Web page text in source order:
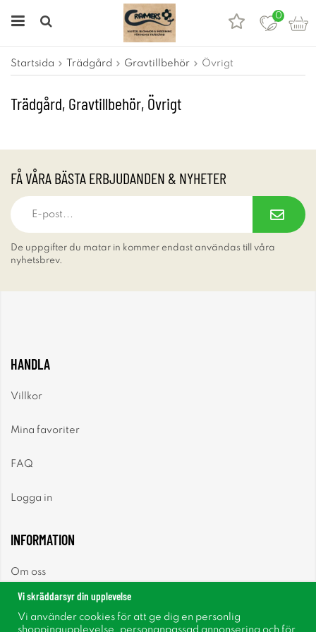
0
Startsida Trädgård Gravtillbehör Övrigt
Trädgård, Gravtillbehör, Övrigt
FÅ VÅRA BÄSTA ERBJUDANDEN & NYHETER
De uppgifter du matar in kommer endast användas till våra
nyhetsbrev.
HANDLA
Villkor
Mina favoriter
FAQ
Logga in
INFORMATION
Om oss
Vi skräddarsyr din upplevelse
Vi använder cookies för att ge dig en personlig
shoppingupplevelse, personanpassad annonsering och för